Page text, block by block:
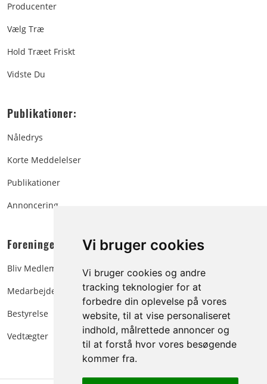
Vi bruger cookies
Vi bruger cookies og andre
tracking teknologier for at
forbedre din oplevelse på vores
website, til at vise personaliseret
indhold, målrettede annoncer og
til at forstå hvor vores besøgende
kommer fra.
Producenter
Vælg Træ
Hold Træet Friskt
Vidste Du
Publikationer:
Nåledrys
Korte Meddelelser
Publikationer
Annoncering
Foreningen:
Bliv Medlem
Medarbejdere
Bestyrelse
Vedtægter